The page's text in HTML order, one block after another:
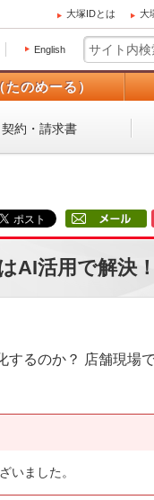
大塚IDとは 大
English
たのめーる）
契約・請求書
AI活用で解決！
るのか？ 店舗現場
いました。